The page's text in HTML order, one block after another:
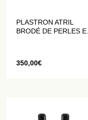
PLASTRON ATRIL
BRODÉ DE PERLES ET
350,00€